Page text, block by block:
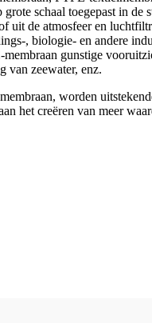
schaal toegepast in
uit de atmosfeer en
, biologie- en andere
gunstige
van zeewater, enz.
worden
het creëren van meer